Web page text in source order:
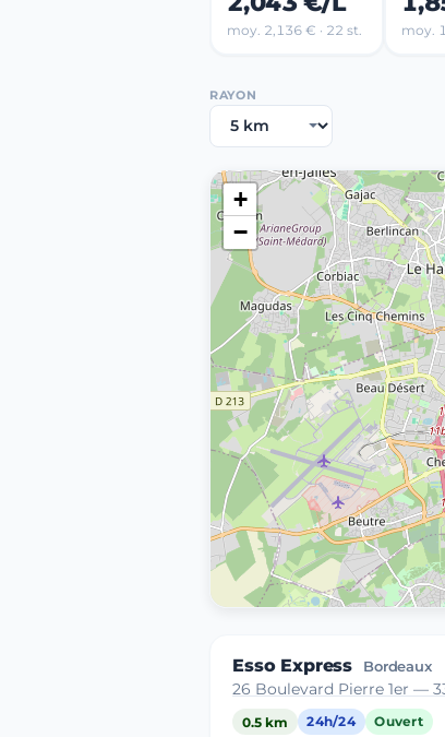
moy. 2,136 € · 22 st. moy.
RAYON
+
−
Esso Express Bordeaux
26 Boulevard Pierre 1er —
0.5 km 24h/24 Ouvert